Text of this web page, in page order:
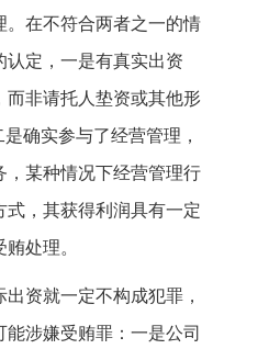
。在不符合两者之一的情
认定，一是有真实出资
而非请托人垫资或其他形
确实参与了经营管理，
，某种情况下经营管理行
式，其获得利润具有一定
处理。
资就一定不构成犯罪，
涉嫌受贿罪：一是公司